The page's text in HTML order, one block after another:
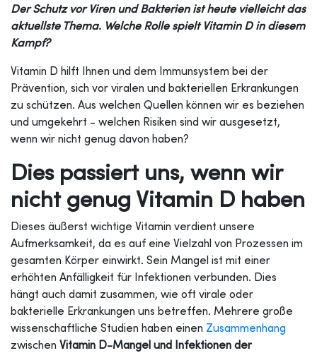
Der Schutz vor Viren und Bakterien ist heute vielleicht das
aktuellste Thema. Welche Rolle spielt Vitamin D in diesem
Kampf?
Vitamin D hilft Ihnen und dem Immunsystem bei der
Prävention, sich vor viralen und bakteriellen Erkrankungen
zu schützen. Aus welchen Quellen können wir es beziehen
und umgekehrt - welchen Risiken sind wir ausgesetzt,
wenn wir nicht genug davon haben?
Dies passiert uns, wenn wir
nicht genug Vitamin D haben
Dieses äußerst wichtige Vitamin verdient unsere
Aufmerksamkeit, da es auf eine Vielzahl von Prozessen im
gesamten Körper einwirkt. Sein Mangel ist mit einer
erhöhten Anfälligkeit für Infektionen verbunden. Dies
hängt auch damit zusammen, wie oft virale oder
bakterielle Erkrankungen uns betreffen. Mehrere große
wissenschaftliche Studien haben einen Zusammenhang
zwischen Vitamin D-Mangel und Infektionen der